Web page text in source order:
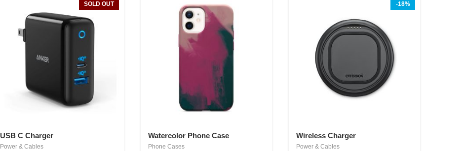
SOLD OUT
USB C Charger
Power & Cables
Watercolor Phone Case
Phone Cases
-18%
Wireless Charger
Power & Cables